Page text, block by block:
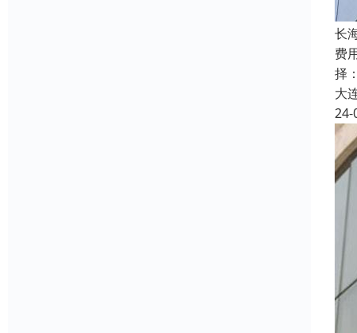
长
费
择
大
24-